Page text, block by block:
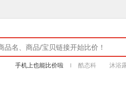
手机上也能比价啦 酷态科 沐浴